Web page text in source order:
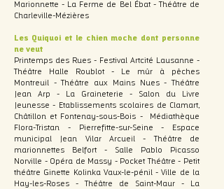
Marionnette - La Ferme de Bel Ébat - Théâtre de
Charleville-Mézières
Les Quiquoi et le chien moche dont personne
ne veut
Printemps des Rues - Festival Artcité Lausanne -
Théâtre Halle Roublot - Le mûr à pêches
Montreuil - Théâtre aux Mains Nues - Théâtre
Jean Arp - La Graineterie - Salon du Livre
Jeunesse - Etablissements scolaires de Clamart,
Châtillon et Fontenay-sous-Bois - Médiathèque
Flora-Tristan - Pierrefitte-sur-Seine - Espace
municipal Jean Vilar Arcueil - Théâtre de
marionnettes Belfort - Salle Pablo Picasso
Norville - Opéra de Massy - Pocket Théâtre - Petit
théâtre Ginette Kolinka Vaux-le-pénil - Ville de la
Hay-les-Roses - Théâtre de Saint-Maur - La